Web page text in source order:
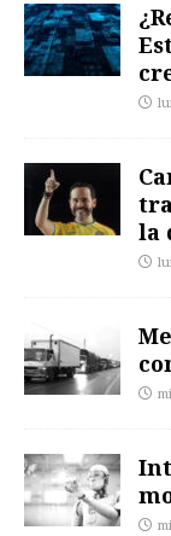
la